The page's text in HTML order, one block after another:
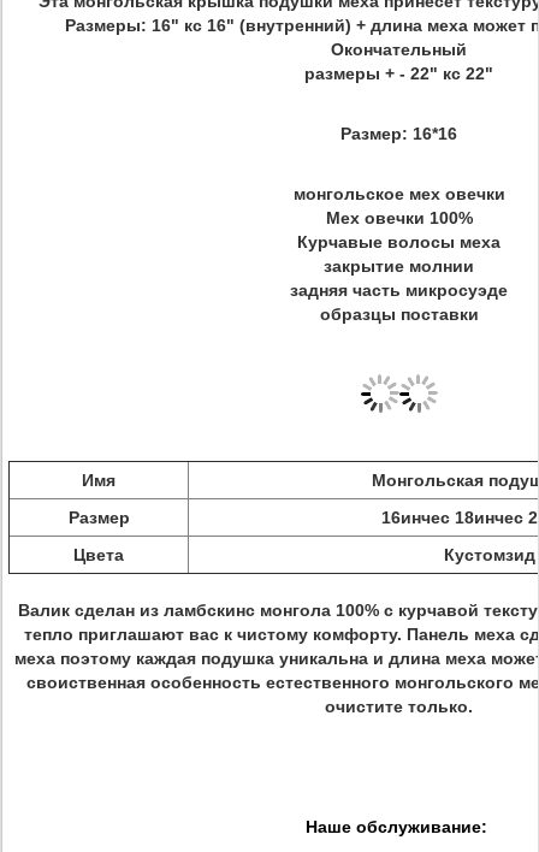
Размеры: 16" кс 16" (внутренний) + длина меха может
Окончательный
размеры + - 22" кс 22"
Размер: 16*16
монгольское мех овечки
Мех овечки 100%
Курчавые волосы меха
закрытие молнии
задняя часть микросуэде
образцы поставки
Имя
Монгольская
Размер
16инчес 18инчес
Цвета
Кустомзид
Валик сделан из ламбскинс монгола 100% с курчавой
тепло приглашают вас к чистому комфорту. Панель меха
меха поэтому каждая подушка уникальна и длина меха
своиственная особенность естественного монгольского
очистите только.
Наше обслуживание: